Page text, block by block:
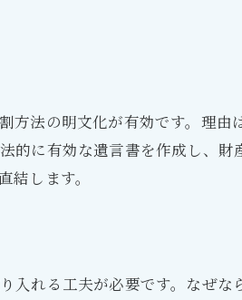
法の明文化が有効です。理
に有効な遺言書を作成し、
します。
れる工夫が必要です。なぜ